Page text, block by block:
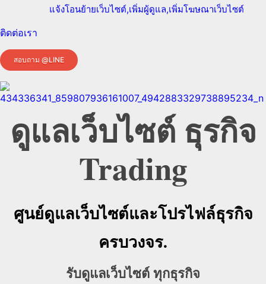
แจ้งโอนย้ายเว็บไซต์,เพิ่มผู้ดูแล,เพิ่มโฆษณาเว็บไซต์
ติดต่อเรา
สอบถาม @LINE
ดูแลเว็บไซต์ ธุรกิจ
Trading
ศูนย์ดูแลเว็บไซต์และโปรไฟล์ธุรกิจ
ครบวงจร.
รับดูแลเว็บไซต์ ทุกธุรกิจ